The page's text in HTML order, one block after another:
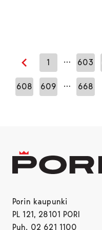
Edellinen sivu
1 … 603
608 609 … 668
Porin kaupunki
PL 121, 28101 PORI
Puh. 02 621 1100